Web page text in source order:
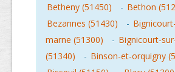
Betheny (51450)
- Bethon
Bezannes (51430)
-
marne (51300)
- Bignicourt-
(51340)
- Binson-et-orquigny